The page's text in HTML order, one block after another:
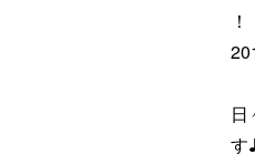
日
す